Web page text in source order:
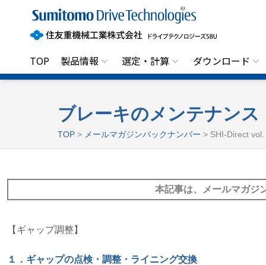
住
友
重
機
工
業
株
ノ
ジ
S
TOP 製品情報 選定・計算 ダウンロード
ブレーキのメンテナンス
TOP > メールマガジンバックナンバー > SHI-Direct
本記事は、メールマガジ
【ギャップ調整】
１．ギャップの点検・調整・ライニング交換